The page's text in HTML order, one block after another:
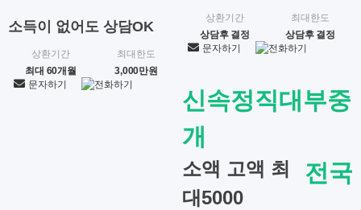
소득이 없어도 상담OK
상환기간
최대 60개월
최대한도
3,000만원
문자하기
전화하기
상환기간
상담후 결정
최대한도
상담후 결정
문자하기
전화하기
신속정직대부중
개
전국
소액 고액 최
대5000